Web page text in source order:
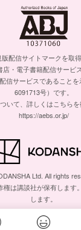
配信サイトマークを取得
・電子書籍配信サービ
信サービスであること
6091713号）です。
いて、詳しくはこちらを
https://aebs.or.jp/
Ltd. All rights
権は講談社が保有します
します。